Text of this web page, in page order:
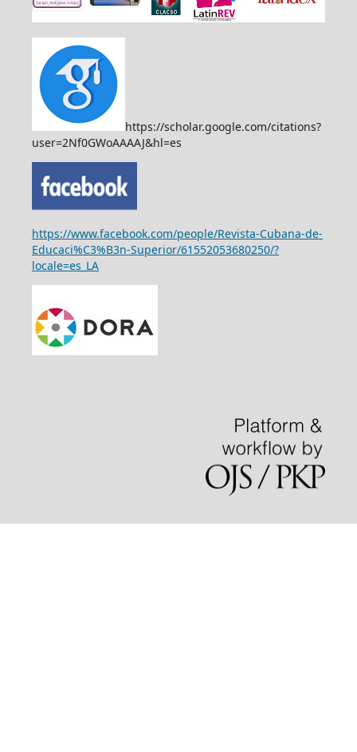
https://scholar.google.com/citations?
user=2Nf0GWoAAAAJ&hl=es
https://www.facebook.com/people/Revista-Cubana-de-
Educaci%C3%B3n-Superior/61552053680250/?
locale=es_LA